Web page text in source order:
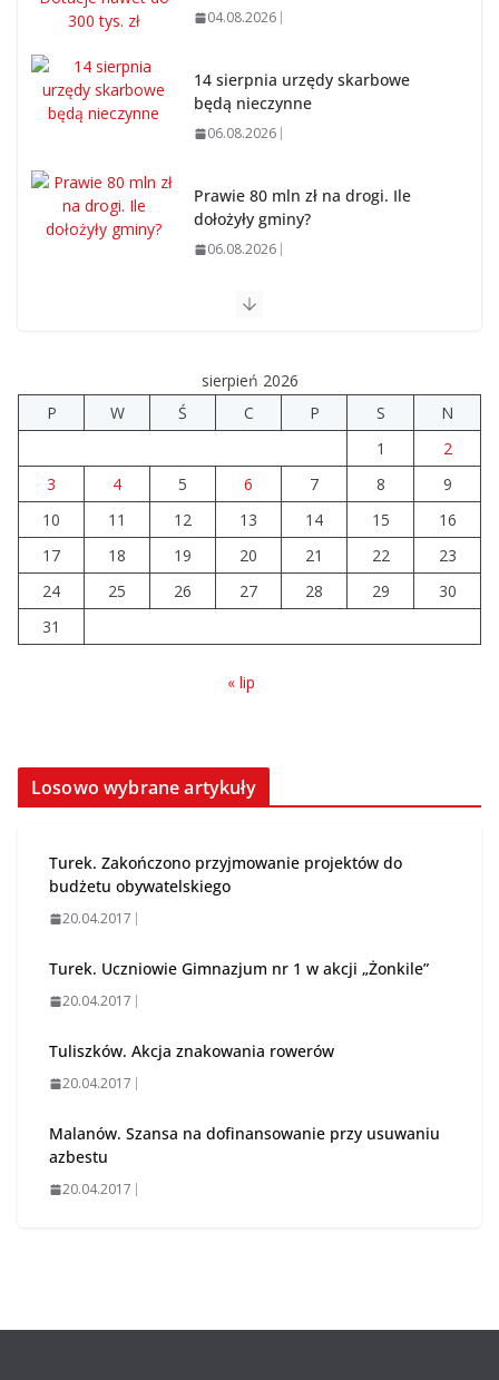
04.08.2026
14 sierpnia urzędy skarbowe
będą nieczynne
06.08.2026
Prawie 80 mln zł na drogi. Ile
dołożyły gminy?
06.08.2026
Szkoła we Władysławowie
Prawie 20 tys. zł dla dyrektora
szpitala. Podwyżka mimo
finansowych problemów
04.08.2026
Upały groźne dla zwierząt.
Weterynaria apeluje
sierpień 2026
P
W Ś C P S
N
1
2
3
4 5 6 7 8
9
10
11 12 13 14 15
16
17
18 19 20 21 22
23
24
25 26 27 28 29
30
31
« lip
Losowo wybrane artykuły
Turek. Zakończono przyjmowanie projektów do
budżetu obywatelskiego
20.04.2017
Turek. Uczniowie Gimnazjum nr 1 w akcji „Żonkile”
20.04.2017
Tuliszków. Akcja znakowania rowerów
20.04.2017
Malanów. Szansa na dofinansowanie przy usuwaniu
azbestu
20.04.2017